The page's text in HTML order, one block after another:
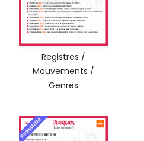
Registres /
Mouvements /
Genres
PREMIUM